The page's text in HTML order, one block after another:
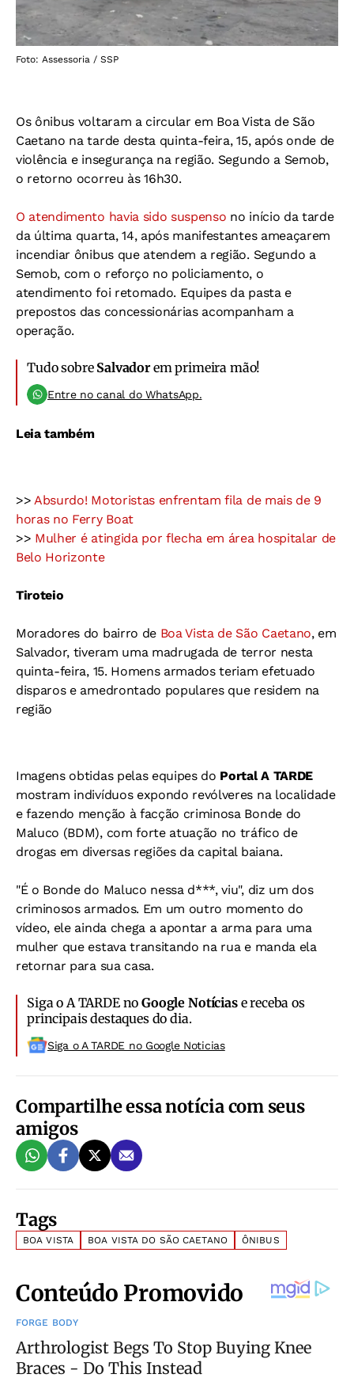
Foto: Assessoria / SSP
Os ônibus voltaram a circular em Boa Vista de São
Caetano na tarde desta quinta-feira, 15, após onde de
violência e insegurança na região. Segundo a Semob,
o retorno ocorreu às 16h30.
O atendimento havia sido suspenso no início da tarde
da última quarta, 14, após manifestantes ameaçarem
incendiar ônibus que atendem a região. Segundo a
Semob, com o reforço no policiamento, o
atendimento foi retomado. Equipes da pasta e
prepostos das concessionárias acompanham a
operação.
Tudo sobre Salvadorem primeira mão!
Entre no canal do WhatsApp.
Leia também
>>Absurdo! Motoristas enfrentam fila de mais de 9
horas no Ferry Boat
>> Mulher é atingida por flecha em área hospitalar de
Belo Horizonte
Tiroteio
Moradores do bairro de Boa Vista de São Caetano, em
Salvador, tiveram uma madrugada de terror nesta
quinta-feira, 15. Homens armados teriam efetuado
disparos e amedrontado populares que residem na
região
Imagens obtidas pelas equipes do Portal A TARDE
mostram indivíduos expondo revólveres na localidade
e fazendo menção à facção criminosa Bonde do
Maluco (BDM), com forte atuação no tráfico de
drogas em diversas regiões da capital baiana.
"É o Bonde do Maluco nessa d***, viu", diz um dos
criminosos armados. Em um outro momento do
vídeo, ele ainda chega a apontar a arma para uma
mulher que estava transitando na rua e manda ela
retornar para sua casa.
Siga o A TARDE noGoogle Notíciase receba os
principais destaques do dia.
Siga o A TARDE no Google Noticias
Compartilhe essa notícia com seus
amigos
Tags
BOA VISTA BOA VISTA DO SÃO CAETANO ÔNIBUS